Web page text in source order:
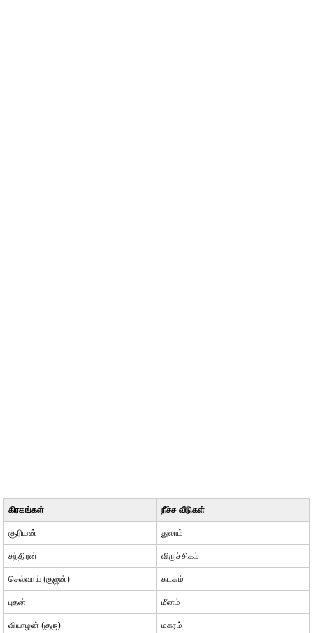
கிரகங்கள் நீச்ச வீடுகள்
சூரியன் துலாம்
சந்திரன் விருச்சிகம்
செவ்வாய் (குஜன்) கடகம்
புதன் மீனம்
வியாழன் (குரு) மகரம்